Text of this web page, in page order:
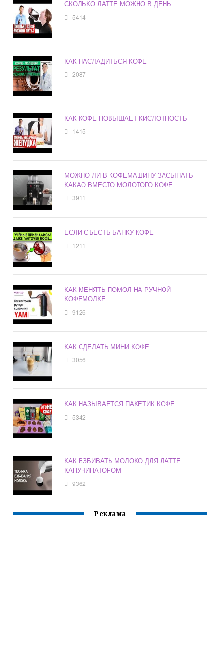
СКОЛЬКО ЛАТТЕ МОЖНО В ДЕНЬ
5414
КАК НАСЛАДИТЬСЯ КОФЕ
2087
КАК КОФЕ ПОВЫШАЕТ КИСЛОТНОСТЬ
1415
МОЖНО ЛИ В КОФЕМАШИНУ ЗАСЫПАТЬ
КАКАО ВМЕСТО МОЛОТОГО КОФЕ
3911
ЕСЛИ СЪЕСТЬ БАНКУ КОФЕ
1211
КАК МЕНЯТЬ ПОМОЛ НА РУЧНОЙ
КОФЕМОЛКЕ
9126
КАК СДЕЛАТЬ МИНИ КОФЕ
3056
КАК НАЗЫВАЕТСЯ ПАКЕТИК КОФЕ
5342
КАК ВЗБИВАТЬ МОЛОКО ДЛЯ ЛАТТЕ
КАПУЧИНАТОРОМ
9362
Реклама